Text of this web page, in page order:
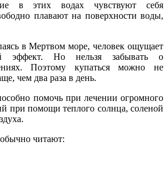
в этих водах чувствуют себя
плавают на поверхности воды,
в Мертвом море, человек ощущает
эффект. Но нельзя забывать о
Поэтому купаться можно не
чем два раза в день.
помочь при лечении огромного
при помощи теплого солнца, соленой
обычно читают: